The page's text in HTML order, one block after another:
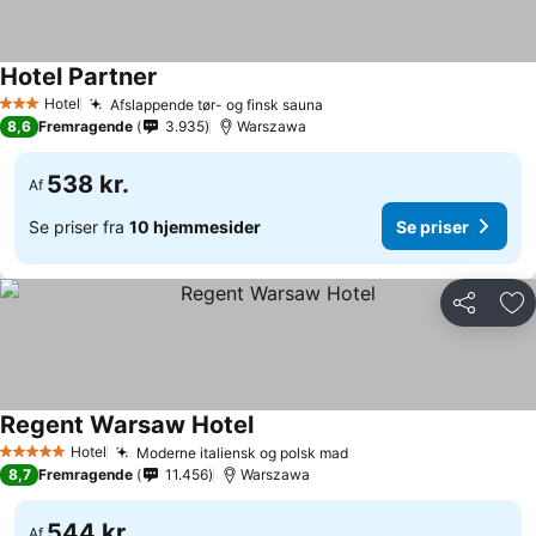
3 StjernerHotel Afslappende tør- og finsk sauna
Hotel Partner
8,6 Fremragende 3.935 Warszawa
Af 538 kr.
Se priser fra 10 hjemmesider Se priser
Del
5 Stjerner Hotel Moderne italiensk og polsk madSe priser
Regent Warsaw HotelSe priser
8,7 Fremragende 11.456 Warszawa
Af